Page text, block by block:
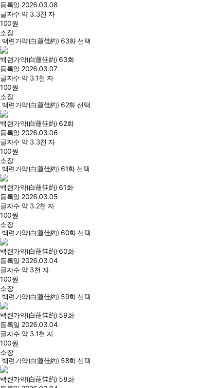
등록일 2026.03.08
글자수 약 3.3천 자
100원
소장
백련가약(白蓮佳約) 63화 선택
백련가약(白蓮佳約) 63화
등록일 2026.03.07
글자수 약 3.1천 자
100원
소장
백련가약(白蓮佳約) 62화 선택
백련가약(白蓮佳約) 62화
등록일 2026.03.06
글자수 약 3.3천 자
100원
소장
백련가약(白蓮佳約) 61화 선택
백련가약(白蓮佳約) 61화
등록일 2026.03.05
글자수 약 3.2천 자
100원
소장
백련가약(白蓮佳約) 60화 선택
백련가약(白蓮佳約) 60화
등록일 2026.03.04
글자수 약 3천 자
100원
소장
백련가약(白蓮佳約) 59화 선택
백련가약(白蓮佳約) 59화
등록일 2026.03.04
글자수 약 3.1천 자
100원
소장
백련가약(白蓮佳約) 58화 선택
백련가약(白蓮佳約) 58화